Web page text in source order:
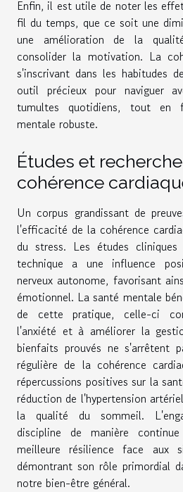
Enfin, il est utile de noter les
fil du temps, que ce soit une
une amélioration de la
consolider la motivation. La
s'inscrivant dans les habitudes
outil précieux pour naviguer
tumultes quotidiens, tout en
mentale robuste.
Études et
cohérence
Un corpus grandissant de
l'efficacité de la cohérence
du stress. Les études
technique a une influence
nerveux autonome, favorisant
émotionnel. La santé mentale
de cette pratique, celle-ci
l'anxiété et à améliorer la
bienfaits prouvés ne s'arrêtent
régulière de la cohérence
répercussions positives sur la
réduction de l'hypertension
la qualité du sommeil.
discipline de manière
meilleure résilience face aux
démontrant son rôle primordial
notre bien-être général.